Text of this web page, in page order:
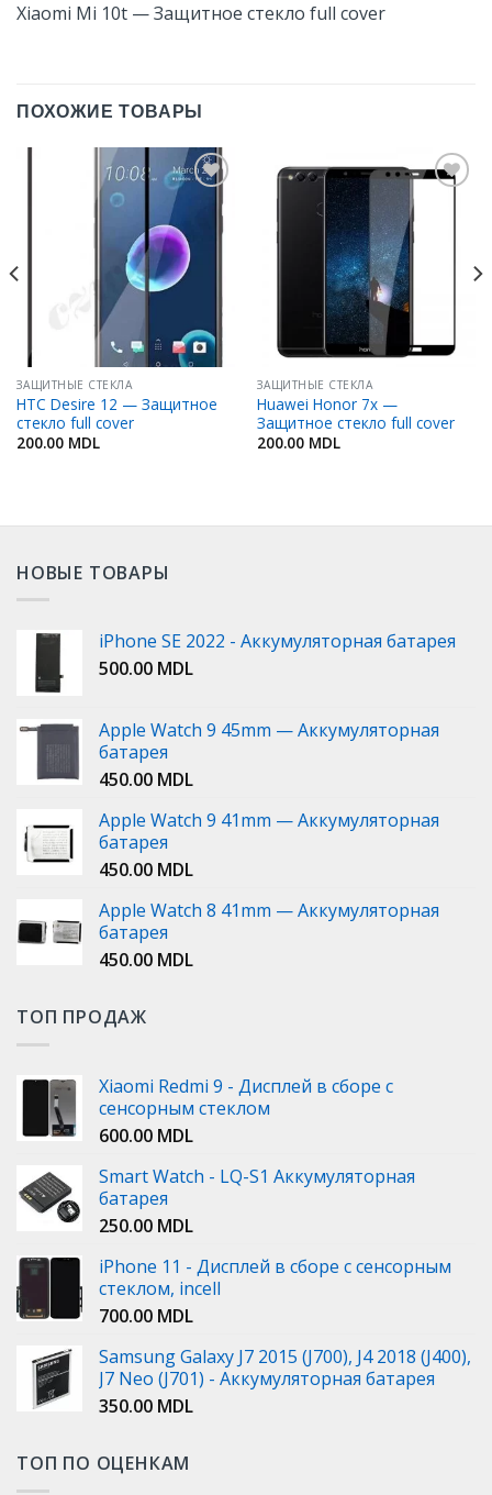
Xiaomi Mi 10t — Защитное стекло full cover
ПОХОЖИЕ ТОВАРЫ
Добавить
Избранное
ЗАЩИТНЫЕ СТЕКЛА
HTC Desire 12 — Защитное
стекло full cover
200.00 MDL
Добавить
Избранное
ЗАЩИТНЫЕ СТЕКЛА
Huawei Honor 7x —
Защитное стекло full cover
200.00 MDL
НОВЫЕ ТОВАРЫ
iPhone SE 2022 - Аккумуляторная батарея
500.00 MDL
Apple Watch 9 45mm — Аккумуляторная
батарея
450.00 MDL
Apple Watch 9 41mm — Аккумуляторная
батарея
450.00 MDL
Apple Watch 8 41mm — Аккумуляторная
батарея
450.00 MDL
ТОП ПРОДАЖ
Xiaomi Redmi 9 - Дисплей в сборе с
сенсорным стеклом
600.00 MDL
Smart Watch - LQ-S1 Аккумуляторная
батарея
250.00 MDL
iPhone 11 - Дисплей в сборе с сенсорным
стеклом, incell
700.00 MDL
Samsung Galaxy J7 2015 (J700), J4 2018 (J400),
J7 Neo (J701) - Аккумуляторная батарея
350.00 MDL
ТОП ПО ОЦЕНКАМ